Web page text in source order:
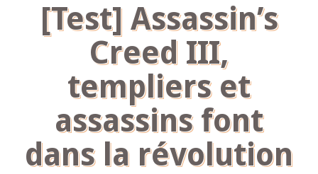
[Test] Assassin’s
Creed III,
templiers et
assassins font
dans la révolution